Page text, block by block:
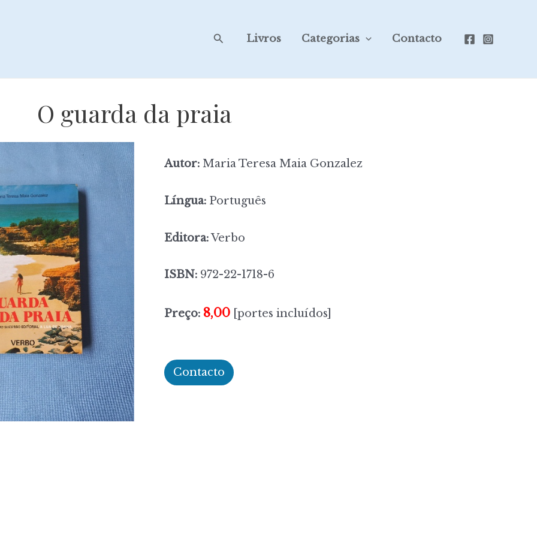
SearchLivros Categorias Contacto
O guarda da praia
Autor: Maria Teresa Maia Gonzalez
Língua: Português
Editora:Verbo
ISBN: 972-22-1718-6
Preço: 8,00 [portes incluídos]
Contacto